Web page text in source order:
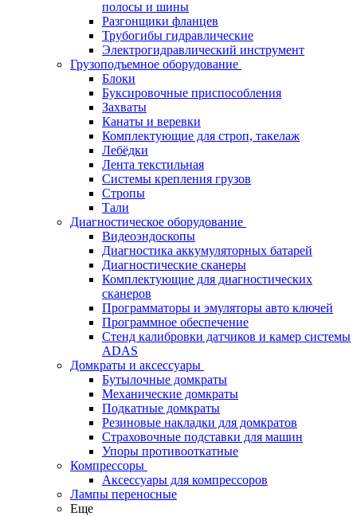
полосы и шины
Разгонщики фланцев
Трубогибы гидравлические
Электрогидравлический инструмент
Грузоподъемное оборудование
Блоки
Буксировочные приспособления
Захваты
Канаты и веревки
Комплектующие для строп, такелаж
Лебёдки
Лента текстильная
Системы крепления грузов
Стропы
Тали
Диагностическое оборудование
Видеоэндоскопы
Диагностика аккумуляторных батарей
Диагностические сканеры
Комплектующие для диагностических
сканеров
Программаторы и эмуляторы авто ключей
Программное обеспечение
Стенд калибровки датчиков и камер системы
ADAS
Домкраты и аксессуары
Бутылочные домкраты
Механические домкраты
Подкатные домкраты
Резиновые накладки для домкратов
Страховочные подставки для машин
Упоры противооткатные
Компрессоры
Аксессуары для компрессоров
Лампы переносные
Еще